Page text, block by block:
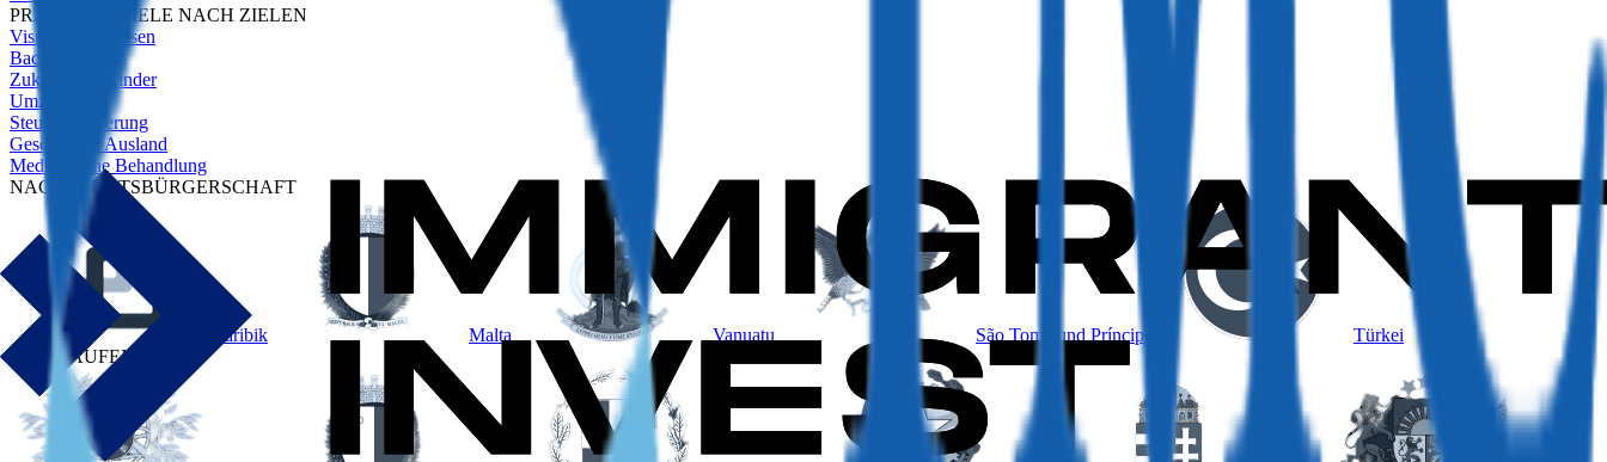
PRAXISBEISPIELE NACH ZIELEN
Visumfreies Reisen
Backup-Plan
Zukunft der Kinder
Umzug
Steueroptimierung
Geschäft im Ausland
Medizinische Behandlung
NACH STAATSBÜRGERSCHAFT
Karibik Malta Vanuatu São Tomé und Príncipe
Türkei
NACH AUFENTHALT